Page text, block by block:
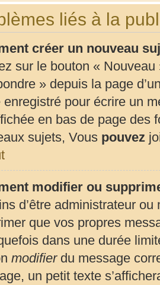
liés à la
créer un nouveau
sur le bouton « Nouveau
» depuis la page
enregistré pour écrire un
en bas de page des
sujets, Vous pouvez
modifier ou
d’être administrateur
que vos propres
dans une durée
modifierdu message
un petit texte